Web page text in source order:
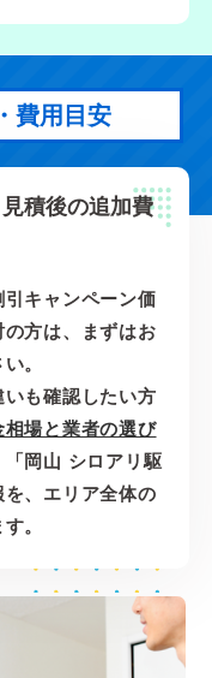
費用目安
積後の追加費
キャンペーン価
方は、まずはお
。
も確認したい方
場と業者の選び
「岡山 シロアリ駆
、エリア全体の
。